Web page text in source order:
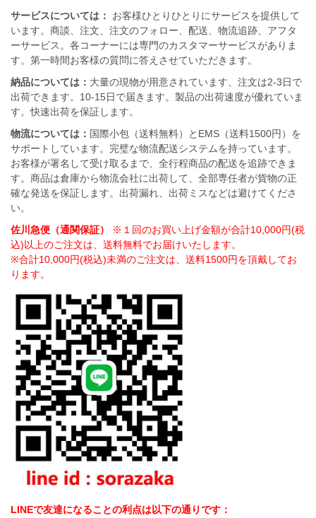
サービスについては：
お客様ひとりひとりにサービスを提供して
います。商談、注文、注文のフォロー、配送、物流追跡、アフタ
ーサービス。各コーナーには専門のカスタマーサービスがありま
す。第一時間お客様の質問に答えさせていただきます。
納品については： 大量の現物が用意されています、注文は2-3日で
出荷できます。10-15日で届きます。製品の出荷速度が優れていま
す。快速出荷を保証します。
物流については： 国際小包（送料無料）とEMS（送料1500円）を
サポートしています。完璧な物流配送システムを持っています。
お客様が署名して受け取るまで、全行程商品の配送を追跡できま
す。商品は倉庫から物流会社に出荷して、全部専任者が貨物の正
確な発送を保証します。出荷漏れ、出荷ミスなどは避けてくださ
い。
佐川急便（通関保証）
※１回のお買い上げ金額が合計10,000円(税
込)以上のご注文は、送料無料でお届けいたします。
※合計10,000円(税込)未満のご注文は、送料1500円を頂戴してお
ります。
LINEで友達になることの利点は以下の通りです：